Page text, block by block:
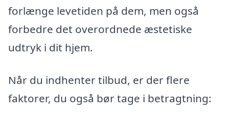
forlænge levetiden på dem, men også
forbedre det overordnede æstetiske
udtryk i dit hjem.
Når du indhenter tilbud, er der flere
faktorer, du også bør tage i betragtning: